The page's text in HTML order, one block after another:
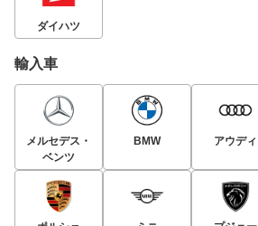
ダイハツ
輸入車
メルセデス・
ベンツ
BMW アウディ